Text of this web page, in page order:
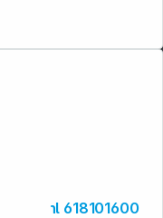
Emsa Senator Isolierflasche 1,0l edelstahl 618101600